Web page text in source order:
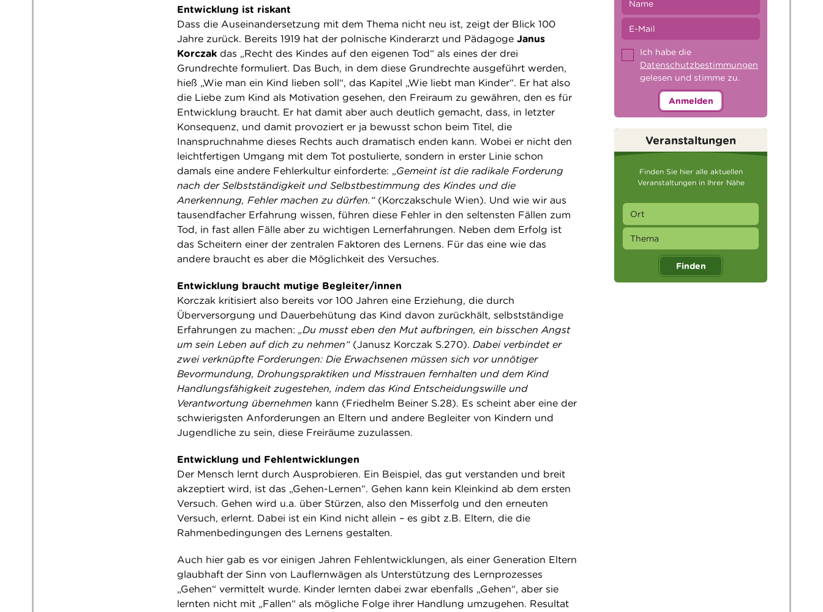
Entwicklung ist riskant
Dass die Auseinandersetzung mit dem Thema nicht neu ist, zeigt der Blick 100
Jahre zurück. Bereits 1919 hat der polnische Kinderarzt und Pädagoge Janus
Korczak das „Recht des Kindes auf den eigenen Tod“ als eines der drei
Grundrechte formuliert. Das Buch, in dem diese Grundrechte ausgeführt werden,
hieß „Wie man ein Kind lieben soll“, das Kapitel „Wie liebt man Kinder“. Er hat also
die Liebe zum Kind als Motivation gesehen, den Freiraum zu gewähren, den es für
Entwicklung braucht. Er hat damit aber auch deutlich gemacht, dass, in letzter
Konsequenz, und damit provoziert er ja bewusst schon beim Titel, die
Inanspruchnahme dieses Rechts auch dramatisch enden kann. Wobei er nicht den
leichtfertigen Umgang mit dem Tot postulierte, sondern in erster Linie schon
damals eine andere Fehlerkultur einforderte: „Gemeint ist die radikale Forderung
nach der Selbstständigkeit und Selbstbestimmung des Kindes und die
Anerkennung, Fehler machen zu dürfen.“ (Korczakschule Wien). Und wie wir aus
tausendfacher Erfahrung wissen, führen diese Fehler in den seltensten Fällen zum
Tod, in fast allen Fälle aber zu wichtigen Lernerfahrungen. Neben dem Erfolg ist
das Scheitern einer der zentralen Faktoren des Lernens. Für das eine wie das
andere braucht es aber die Möglichkeit des Versuches.
Entwicklung braucht mutige Begleiter/innen
Korczak kritisiert also bereits vor 100 Jahren eine Erziehung, die durch
Überversorgung und Dauerbehütung das Kind davon zurückhält, selbstständige
Erfahrungen zu machen: „Du musst eben den Mut aufbringen, ein bisschen Angst
um sein Leben auf dich zu nehmen“ (Janusz Korczak S.270). Dabei verbindet er
zwei verknüpfte Forderungen: Die Erwachsenen müssen sich vor unnötiger
Bevormundung, Drohungspraktiken und Misstrauen fernhalten und dem Kind
Handlungsfähigkeit zugestehen, indem das Kind Entscheidungswille und
Verantwortung übernehmen kann (Friedhelm Beiner S.28). Es scheint aber eine der
schwierigsten Anforderungen an Eltern und andere Begleiter von Kindern und
Jugendliche zu sein, diese Freiräume zuzulassen.
Entwicklung und Fehlentwicklungen
Der Mensch lernt durch Ausprobieren. Ein Beispiel, das gut verstanden und breit
akzeptiert wird, ist das „Gehen-Lernen“. Gehen kann kein Kleinkind ab dem ersten
Versuch. Gehen wird u.a. über Stürzen, also den Misserfolg und den erneuten
Versuch, erlernt. Dabei ist ein Kind nicht allein – es gibt z.B. Eltern, die die
Rahmenbedingungen des Lernens gestalten.
Auch hier gab es vor einigen Jahren Fehlentwicklungen, als einer Generation Eltern
glaubhaft der Sinn von Lauflernwägen als Unterstützung des Lernprozesses
„Gehen“ vermittelt wurde. Kinder lernten dabei zwar ebenfalls „Gehen“, aber sie
lernten nicht mit „Fallen“ als mögliche Folge ihrer Handlung umzugehen. Resultat
Ich habe die
Datenschutzbestimmungen
gelesen und stimme zu.
Anmelden
Veranstaltungen
Finden Sie hier alle aktuellen
Veranstaltungen in Ihrer Nähe
Finden